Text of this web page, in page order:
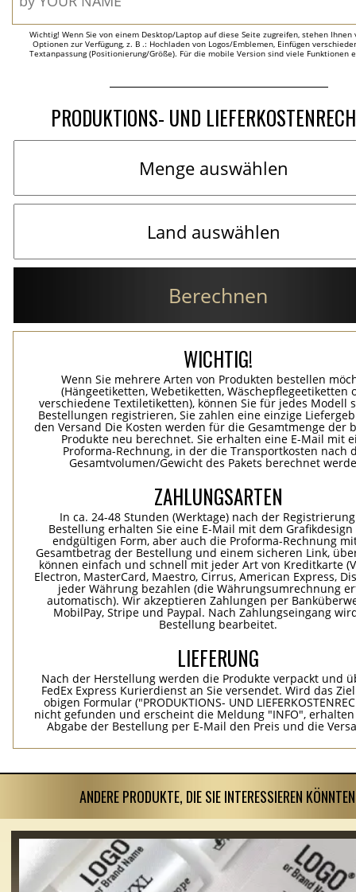
Wichtig! Wenn Sie von einem Desktop/Laptop auf diese Seite zugreifen, stehen Ihnen
Optionen zur Verfügung, z. B .: Hochladen von Logos/Emblemen, Einfügen
Textanpassung (Positionierung/Größe). Für die mobile Version sind viele Funktionen
PRODUKTIONS- UND
Berechnen
WICHTIG!
Wenn Sie mehrere Arten von Produkten bestellen
(Hängeetiketten, Webetiketten, Wäschepflegeetiketten
verschiedene Textiletiketten), können Sie für jedes Modell
Bestellungen registrieren, Sie zahlen eine einzige
den Versand Die Kosten werden für die Gesamtmenge der
Produkte neu berechnet. Sie erhalten eine E-Mail mit
Proforma-Rechnung, in der die Transportkosten nach
Gesamtvolumen/Gewicht des Pakets berechnet
ZAHLUNGSARTEN
In ca. 24-48 Stunden (Werktage) nach der
Bestellung erhalten Sie eine E-Mail mit dem
endgültigen Form, aber auch die Proforma-Rechnung
Gesamtbetrag der Bestellung und einem sicheren Link,
können einfach und schnell mit jeder Art von Kreditkarte
Electron, MasterCard, Maestro, Cirrus, American Express,
jeder Währung bezahlen (die Währungsumrechnung
automatisch). Wir akzeptieren Zahlungen per
MobilPay, Stripe und Paypal. Nach Zahlungseingang
Bestellung bearbeitet.
LIEFERUNG
Nach der Herstellung werden die Produkte verpackt und
FedEx Express Kurierdienst an Sie versendet. Wird das
obigen Formular ("PRODUKTIONS- UND
nicht gefunden und erscheint die Meldung "INFO", erhalten
Abgabe der Bestellung per E-Mail den Preis und die
ANDERE PRODUKTE, DIE SIE INTERESSIEREN